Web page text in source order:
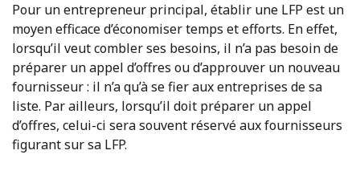
Pour un entrepreneur principal, établir une LFP est un
moyen efficace d’économiser temps et efforts. En effet,
lorsqu’il veut combler ses besoins, il n’a pas besoin de
préparer un appel d’offres ou d’approuver un nouveau
fournisseur : il n’a qu’à se fier aux entreprises de sa
liste. Par ailleurs, lorsqu’il doit préparer un appel
d’offres, celui-ci sera souvent réservé aux fournisseurs
figurant sur sa LFP.